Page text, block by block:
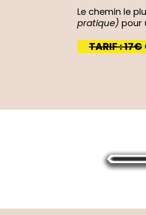
Le chemin le
pratique) pour
TARIF : 17€